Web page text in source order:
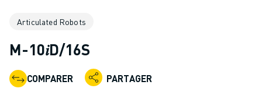
ROBOTS COLLABORATIFS
CONTRÔLEURS DE ROBOTS
ACCESSOIRES POUR ROBOTS
LOGICIEL ROBOT
Articulated Robots
M-10𝑖D/16S
COMPARER PARTAGER